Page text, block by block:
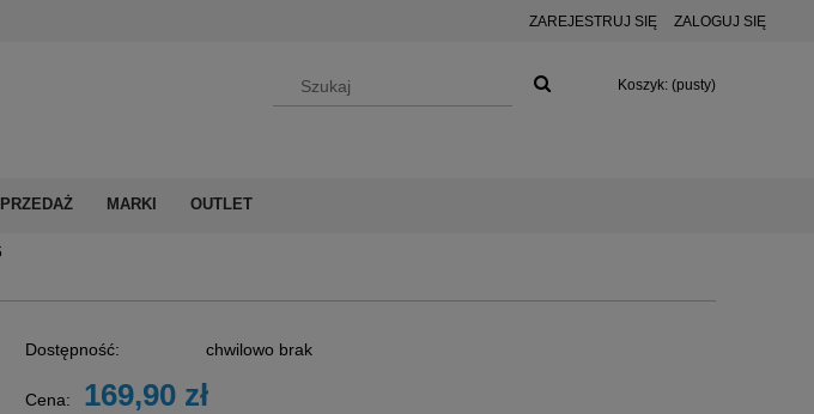
ZAREJESTRUJ SIĘ ZALOGUJ SIĘ
Koszyk: (pusty)
MARKI OUTLET
Dostępność: chwilowo brak
Cena: 169,90 zł